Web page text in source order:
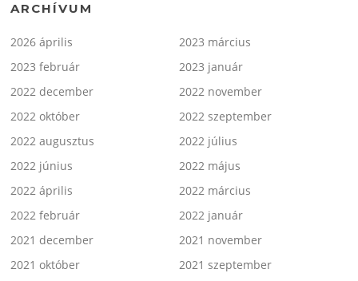
ARCHÍVUM
2026 április
2023 március
2023 február
2023 január
2022 december
2022 november
2022 október
2022 szeptember
2022 augusztus
2022 július
2022 június
2022 május
2022 április
2022 március
2022 február
2022 január
2021 december
2021 november
2021 október
2021 szeptember